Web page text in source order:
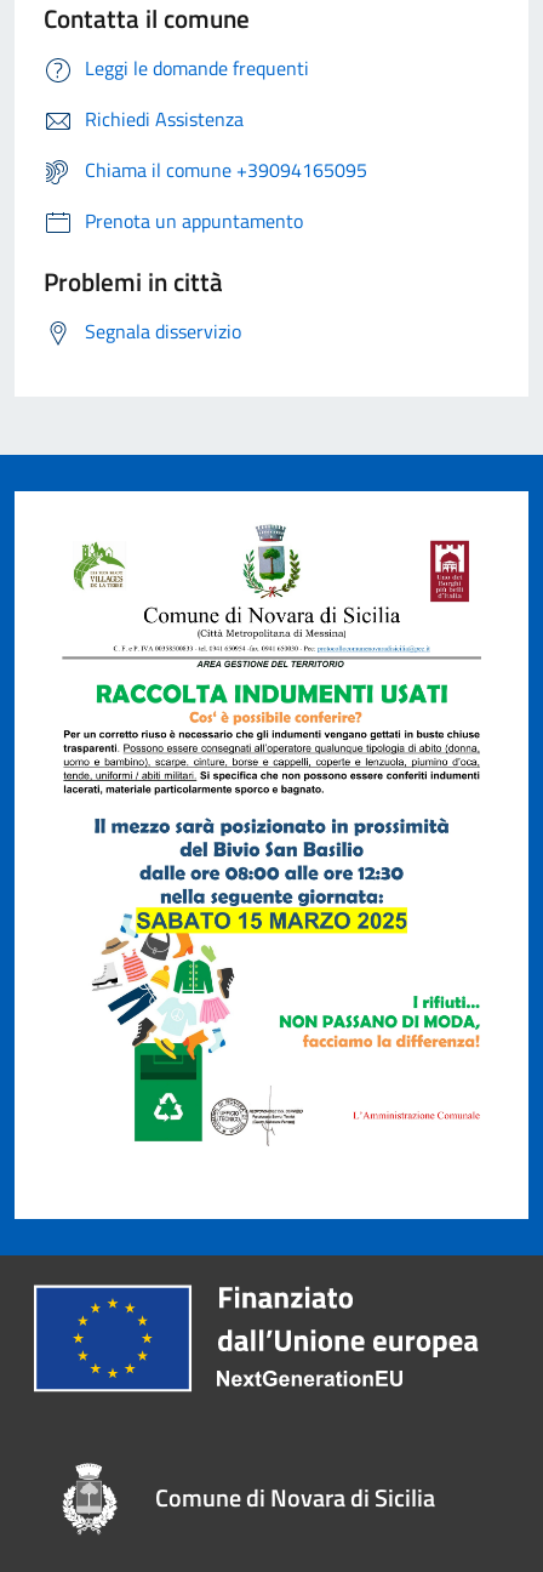
Contatta il comune
Leggi le domande frequenti
Richiedi Assistenza
Chiama il comune +39094165095
Prenota un appuntamento
Problemi in città
Segnala disservizio
Comune di Novara di Sicilia